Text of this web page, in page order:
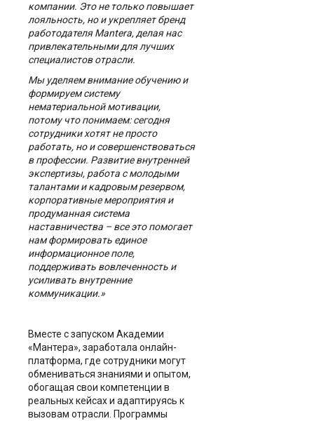
компании. Это не только повышает
лояльность, но и укрепляет бренд
работодателяMantera, делая нас
привлекательными для лучших
специалистов отрасли.
Мы уделяем внимание обучению и
формируем систему
нематериальной мотивации,
потому что понимаем: сегодня
сотрудники хотят не просто
работать, но и совершенствоваться
в профессии. Развитие внутренней
экспертизы, работа с молодыми
талантами и кадровым резервом,
корпоративные мероприятия и
продуманная система
наставничества – все это помогает
нам формировать единое
информационное поле,
поддерживать вовлеченность и
усиливать внутренние
коммуникации.»
Вместе с запуском Академии
«Мантера», заработала онлайн-
платформа, где сотрудники могут
обмениваться знаниями и опытом,
обогащая свои компетенции в
реальных кейсах и адаптируясь к
вызовам отрасли. Программы